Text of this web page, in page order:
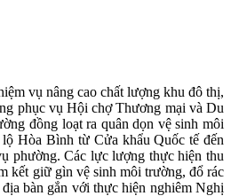
vụ nâng cao chất lượng khu đô thị,
phục vụ Hội chợ Thương mại và Du
đồng loạt ra quân dọn vệ sinh môi
Hòa Bình từ Cửa khẩu Quốc tế đến
phường. Các lực lượng thực hiện thu
kết giữ gìn vệ sinh môi trường, đổ rác
bàn gắn với thực hiện nghiêm Nghị